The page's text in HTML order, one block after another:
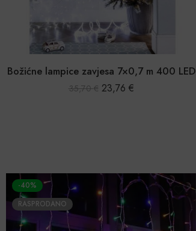
Božićne lampice zavjesa 7×0,7 m 400 LED
35,70€ 23,76 €
-40%
RASPRODANO